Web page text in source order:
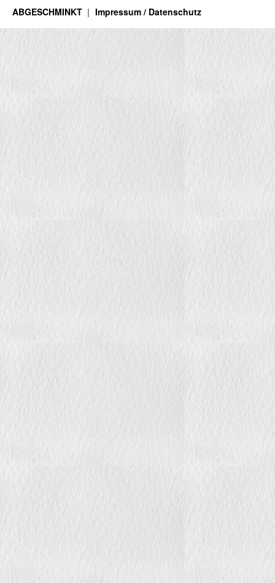
ABGESCHMINKT Impressum / Datenschutz